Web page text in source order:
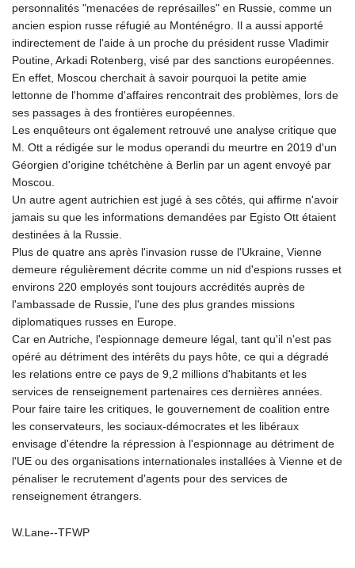
JMD
158.474679
JOD 0.709016
JPY
158.445499
129.359763
KGS 87.450205
KHR
KMF
426.999919
1424.140286
KWD 0.30966
KYD 0.833171
KZT
LAK
22602.503172
LBP
89550.000065
LKR
335.825291
LRD
181.625033
LSL 16.339942
personnalités "menacées de représailles" en Russie, comme un
ancien espion russe réfugié au Monténégro. Il a aussi apporté
indirectement de l'aide à un proche du président russe Vladimir
Poutine, Arkadi Rotenberg, visé par des sanctions européennes.
En effet, Moscou cherchait à savoir pourquoi la petite amie
lettonne de l'homme d'affaires rencontrait des problèmes, lors de
ses passages à des frontières européennes.
Les enquêteurs ont également retrouvé une analyse critique que
M. Ott a rédigée sur le modus operandi du meurtre en 2019 d'un
Géorgien d'origine tchétchène à Berlin par un agent envoyé par
Moscou.
Un autre agent autrichien est jugé à ses côtés, qui affirme n'avoir
jamais su que les informations demandées par Egisto Ott étaient
destinées à la Russie.
Plus de quatre ans après l'invasion russe de l'Ukraine, Vienne
demeure régulièrement décrite comme un nid d'espions russes et
environs 220 employés sont toujours accrédités auprès de
l'ambassade de Russie, l'une des plus grandes missions
diplomatiques russes en Europe.
Car en Autriche, l'espionnage demeure légal, tant qu'il n'est pas
opéré au détriment des intérêts du pays hôte, ce qui a dégradé
les relations entre ce pays de 9,2 millions d'habitants et les
services de renseignement partenaires ces dernières années.
Pour faire taire les critiques, le gouvernement de coalition entre
les conservateurs, les sociaux-démocrates et les libéraux
envisage d'étendre la répression à l'espionnage au détriment de
l'UE ou des organisations internationales installées à Vienne et de
pénaliser le recrutement d'agents pour des services de
renseignement étrangers.
W.Lane--TFWP